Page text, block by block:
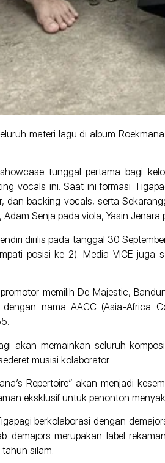
materi lagu di album
tunggal pertama bagi
vocals ini. Saat ini formasi
dan backing vocals, serta
Senja pada viola, Yasin
dirilis pada tanggal 30
posisi ke-2). Media VICE
memilih De Majestic,
nama AACC (Asia-Africa
akan memainkan seluruh
musisi kolaborator.
Repertoire” akan menjadi
eksklusif untuk penonton
berkolaborasi dengan
demajors merupakan label
silam.